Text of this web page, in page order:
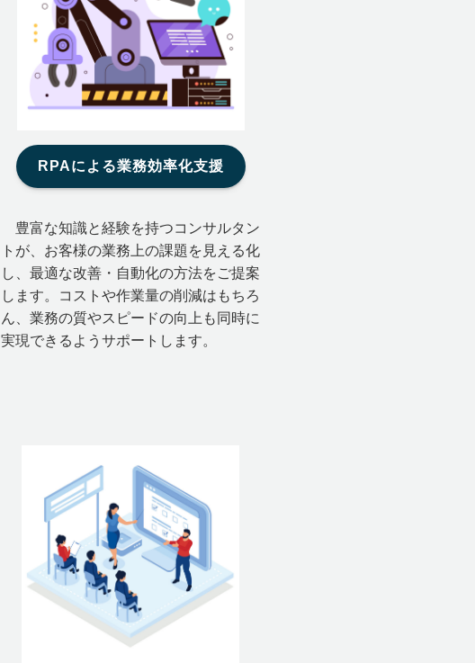
RPAによる業務効率化支援
豊富な知識と経験を持つコンサルタン
トが、お客様の業務上の課題を見える化
し、最適な改善・自動化の方法をご提案
します。コストや作業量の削減はもちろ
ん、業務の質やスピードの向上も同時に
実現できるようサポートします。